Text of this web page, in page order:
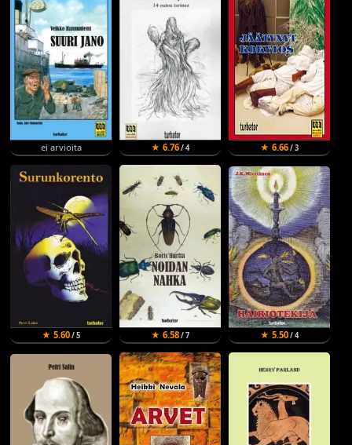
ei arvioita ★ 6.76/ 4 ★ 6.66/ 3
★ 5.60/ 5 ★ 6.58/ 7 ★ 5.50/ 4